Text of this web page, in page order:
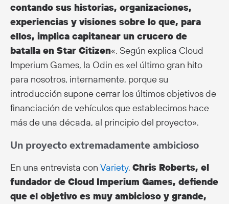
contando sus historias, organizaciones,
experiencias y visiones sobre lo que, para
ellos, implica capitanear un crucero de
batalla en Star Citizen«. Según explica Cloud
Imperium Games, la Odin es «el último gran hito
para nosotros, internamente, porque su
introducción supone cerrar los últimos objetivos de
financiación de vehículos que establecimos hace
más de una década, al principio del proyecto».
Un proyecto extremadamente ambicioso
En una entrevista con Variety, Chris Roberts, el
fundador de Cloud Imperium Games, defiende
que el objetivo es muy ambicioso y grande,